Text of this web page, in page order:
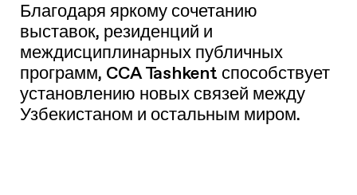
Благодаря яркому сочетанию
выставок, резиденций и
междисциплинарных публичных
программ, CCA Tashkent способствует
установлению новых связей между
Узбекистаном и остальным миром.